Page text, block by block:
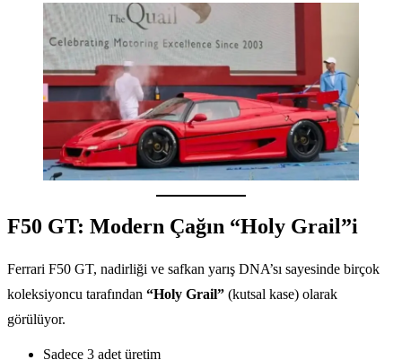
F50 GT: Modern Çağın “Holy Grail”i
Ferrari F50 GT, nadirliği ve safkan yarış DNA’sı sayesinde birçok
koleksiyoncu tarafından “Holy Grail” (kutsal kase) olarak
görülüyor.
Sadece 3 adet üretim